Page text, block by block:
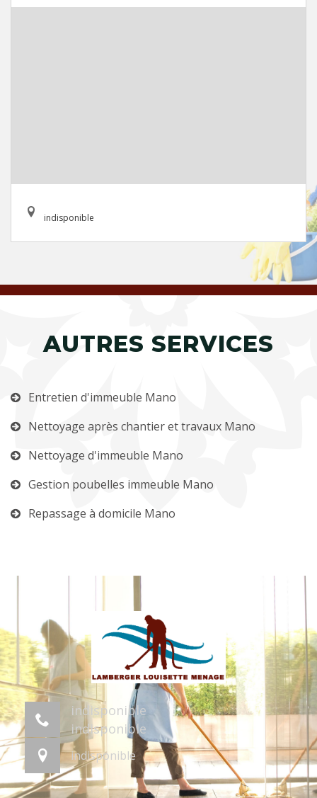
indisponible
AUTRES SERVICES
Entretien d'immeuble Mano
Nettoyage après chantier et travaux Mano
Nettoyage d'immeuble Mano
Gestion poubelles immeuble Mano
Repassage à domicile Mano
indisponible
indisponible
indisponible